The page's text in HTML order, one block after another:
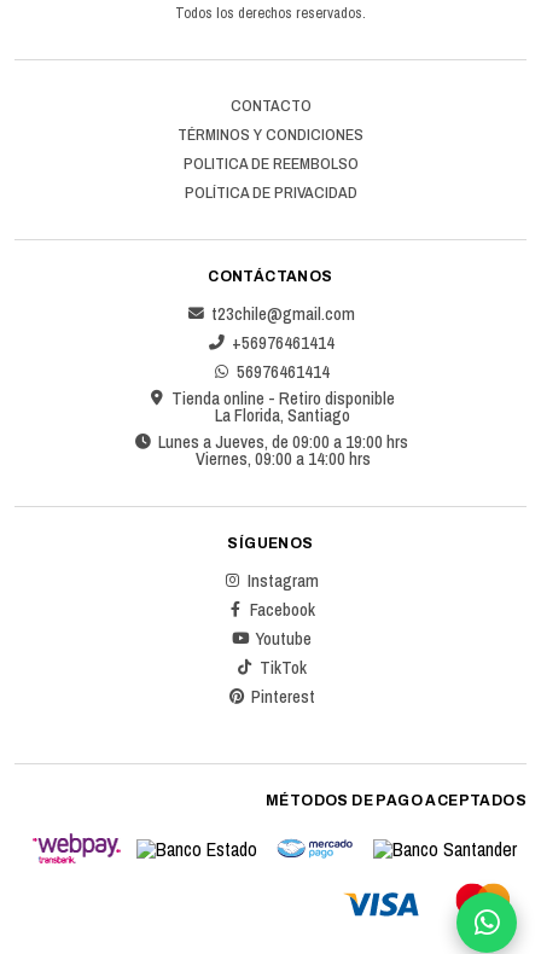
Todos los derechos reservados.
CONTACTO
TÉRMINOS Y CONDICIONES
POLITICA DE REEMBOLSO
POLÍTICA DE PRIVACIDAD
CONTÁCTANOS
t23chile@gmail.com
+56976461414
56976461414
Tienda online - Retiro disponible
La Florida, Santiago
Lunes a Jueves, de 09:00 a 19:00 hrs
Viernes, 09:00 a 14:00 hrs
SÍGUENOS
Instagram
Facebook
Youtube
TikTok
Pinterest
MÉTODOS DE PAGO ACEPTADOS